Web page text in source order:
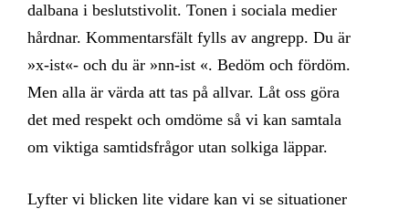
dalbana i beslutstivolit. Tonen i sociala medier
hårdnar. Kommentarsfält fylls av angrepp. Du är
»x-ist«- och du är »nn-ist «. Bedöm och fördöm.
Men alla är värda att tas på allvar. Låt oss göra
det med respekt och omdöme så vi kan samtala
om viktiga samtidsfrågor utan solkiga läppar.
Lyfter vi blicken lite vidare kan vi se situationer